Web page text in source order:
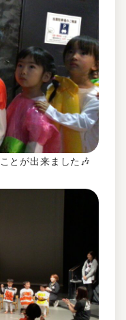
とが出来ました🎶